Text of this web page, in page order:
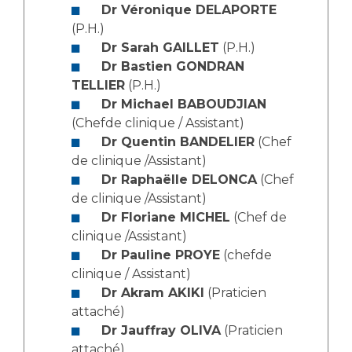
Salon des familles
Transports sanitaires
Vos droits, vos devoirs
Handicap
Handi 13
Pôle Médecine Physique et Réadaptation
Accueil sourds et malentendants
Charte Romain Jacob
Mouvement Parcours Handicap 13
Activité physique
Les structures de recherche
Écoles et Instituts de Formation
Plateforme des internes
Professionnels de santé
Adresser un patient
Réseaux de soins
Adresser un examen au Laboratoire de Biologie
Médicale
Radiologie / Imagerie
Cancérologie
Dr Véronique DELAPORTE
(P.H.)
Dr Sarah GAILLET (P.H.)
Dr Bastien GONDRAN
TELLIER (P.H.)
Dr Michael BABOUDJIAN
(Chefde clinique / Assistant)
Dr Quentin BANDELIER (Chef
de clinique /Assistant)
Dr Raphaëlle DELONCA(Chef
de clinique /Assistant)
Dr Floriane MICHEL (Chef de
clinique /Assistant)
Dr Pauline PROYE (chefde
clinique / Assistant)
Dr Akram AKIKI (Praticien
attaché)
Dr Jauffray OLIVA(Praticien